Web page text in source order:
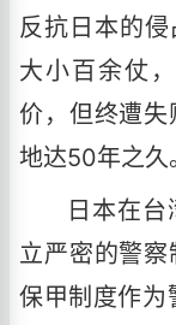
反抗日本的
大小百余仗
价，但终遭
地达50年之久
日本在
立严密的警
保甲制度作为